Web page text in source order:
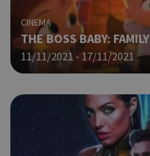
CINEMA
THE BOSS BABY:
11/11/2021 - 17/11/2021